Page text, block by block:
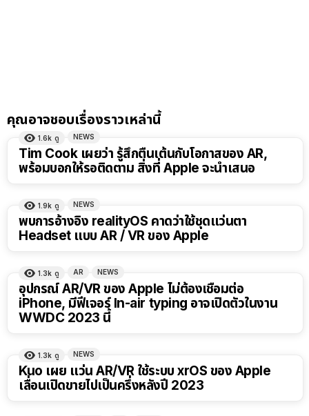
คุณอาจชอบเรื่องราวเหล่านี้
1.6k ดู NEWS
Tim Cook เผยว่า รู้สึกตื่นเต้นกับโอกาสของ AR,
พร้อมบอกให้รอติดตาม สิ่งที่ Apple จะนำเสนอ
1.9k ดู NEWS
พบการอ้างอิง realityOS คาดว่าใช้ชุดแว่นตา
Headset แบบ AR / VR ของ Apple
1.3k ดู AR NEWS
อุปกรณ์ AR/VR ของ Apple ไม่ต้องเชื่อมต่อ
iPhone, มีฟีเจอร์ In-air typing อาจเปิดตัวในงาน
WWDC 2023 นี้
1.3k ดู NEWS
Kuo เผย แว่น AR/VR ใช้ระบบ xrOS ของ Apple
เลื่อนเปิดขายไปเป็นครึ่งหลังปี 2023